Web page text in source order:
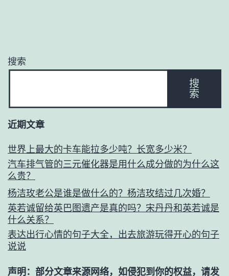
搜索
搜
索
近期文章
世界上最大的卡车能拉多少吨？长宽多少米？
汽车排气管的三元催化器是用什么成分做的为什么这
么贵？
杨洁玫老公是谁是做什么的？杨洁玫结过几次婚？
英若诚留给英巴图遗产是真的吗？宋丹丹和英若诚是
什么关系？
表达出行心情的句子大全，出去旅游玩得开心的句子
说说
声明：部分文章来源网络，如侵犯到你的权益，请发